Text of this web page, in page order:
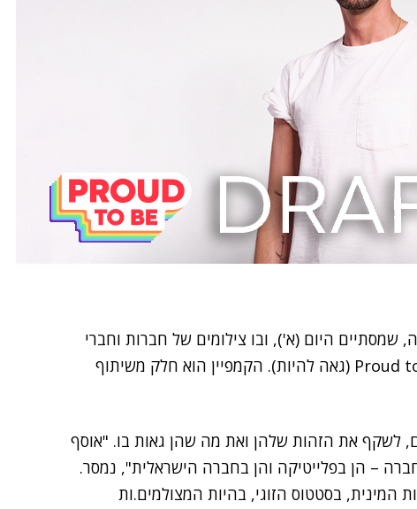
שמסתיים היום (א'), ובו צילומים של חברות וחברי
, תחת הכותרת Proud to be (גאה להיות). הקמפיין הוא חלק משיתוף
לשקף את הזהות שלהן ואת מה שהן גאות בו. "אוסף
– הן בפלייטיקה והן בחברה הישראלית", נמסר.
המינית, בסטטוס הזוגי, בהיות המצולמים.ות